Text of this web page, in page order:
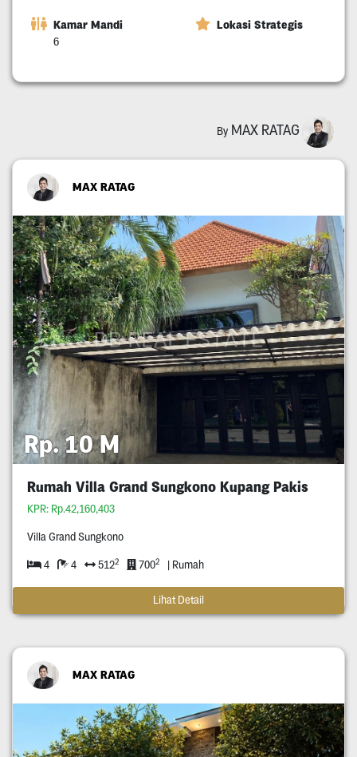
Kamar Mandi
6
Lokasi Strategis
By MAX RATAG
MAX RATAG
Rp. 10 M
Rumah Villa Grand Sungkono Kupang Pakis
KPR: Rp.42,160,403
Villa Grand Sungkono
4 4 5122 7002 | Rumah
Lihat Detail
MAX RATAG